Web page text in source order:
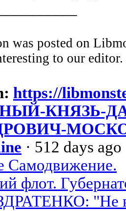
was posted on
to our editor.
https://
КНЯЗЬ-
· 512 days ago
Самодвижение.
флот.
"Не